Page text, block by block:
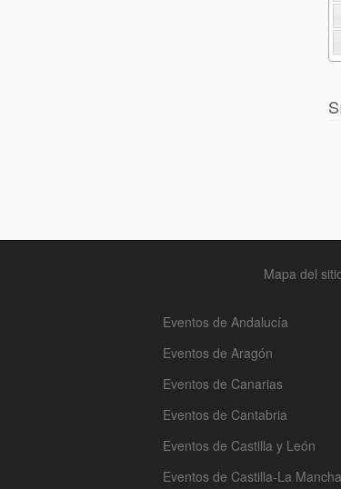
Mapa del
Eventos de Andalucía
Eventos de Aragón
Eventos de Canarias
Eventos de Cantabria
Eventos de Castilla y León
Eventos de Castilla-La Mancha